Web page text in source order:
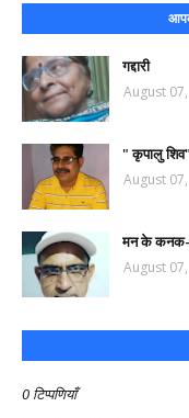
गद्दारी
August
" कृपालु शिव"
August
मन के कनक-
August
0 टिप्पणियाँ